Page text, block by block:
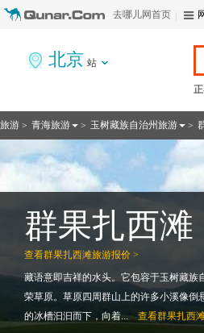
去哪儿网首页
北京 站
旅游 > 青海旅游 > 玉树藏族自治州旅游 >
查看群果扎西滩旅游报价 >
群果扎西滩
藏语意即吉祥的水头。它包容于玉树藏族
荣草原。草原四周群山上的许多小溪像倒
的冰槽汩汩而下，向着...
查看群果扎西